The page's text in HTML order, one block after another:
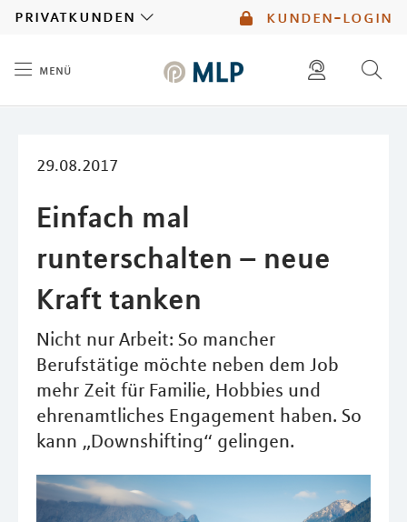
kunden-login
privatkunden
menü
29.08.2017
Einfach mal
runterschalten – neue
Kraft tanken
Nicht nur Arbeit: So mancher
Berufstätige möchte neben dem Job
mehr Zeit für Familie, Hobbies und
ehrenamtliches Engagement haben. So
kann „Downshifting“ gelingen.